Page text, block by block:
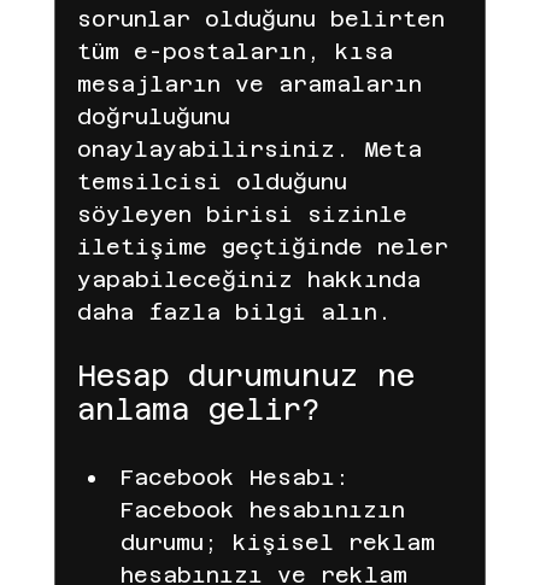
sorunlar olduğunu belirten
tüm e-postaların, kısa
mesajların ve aramaların
doğruluğunu
onaylayabilirsiniz. Meta
temsilcisi olduğunu
söyleyen birisi sizinle
iletişime geçtiğinde neler
yapabileceğiniz hakkında
daha fazla bilgi alın.
Hesap durumunuz ne
anlama gelir?
Facebook Hesabı:
Facebook hesabınızın
durumu; kişisel reklam
hesabınızı ve reklam